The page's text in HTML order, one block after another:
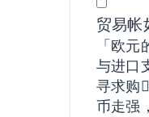
贸易帐
「欧
与进口
寻求购
币走强